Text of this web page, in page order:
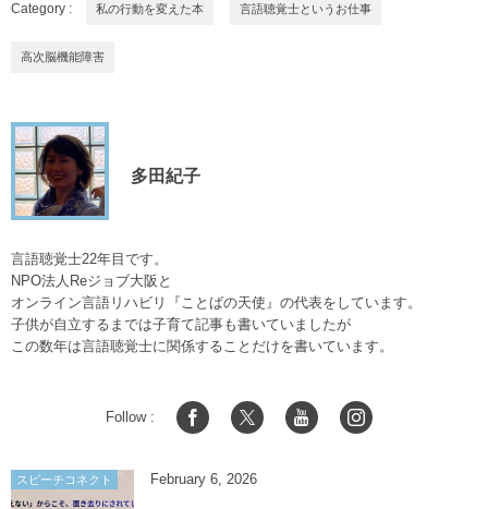
Category : 私の行動を変えた本 言語聴覚士というお仕事
高次脳機能障害
多田紀子
言語聴覚士22年目です。
NPO法人Reジョブ大阪と
オンライン言語リハビリ『ことばの天使』の代表をしています。
子供が自立するまでは子育て記事も書いていましたが
この数年は言語聴覚士に関係することだけを書いています。
Follow :
スピーチコネクト February 6, 2026